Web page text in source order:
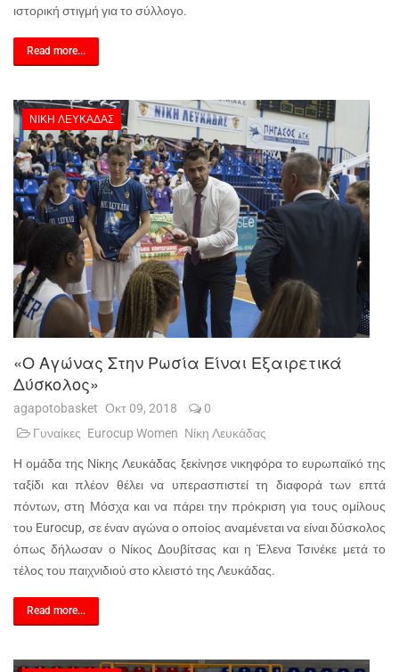
ιστορική στιγμή για το σύλλογο.
Read more...
ΝΊΚΗ ΛΕΥΚΆΔΑΣ
«Ο Αγώνας Στην Ρωσία Είναι Εξαιρετικά
Δύσκολος»
agapotobasket Οκτ 09, 2018
0
Γυναίκες Eurocup Women Νίκη Λευκάδας
Η ομάδα της Νίκης Λευκάδας ξεκίνησε νικηφόρα το ευρωπαϊκό της
ταξίδι και πλέον θέλει να υπερασπιστεί τη διαφορά των επτά
πόντων, στη Μόσχα και να πάρει την πρόκριση για τους ομίλους
του Eurocup, σε έναν αγώνα ο οποίος αναμένεται να είναι δύσκολος
όπως δήλωσαν ο Νίκος Δουβίτσας και η Έλενα Τσινέκε μετά το
τέλος του παιχνιδιού στο κλειστό της Λευκάδας.
Read more...